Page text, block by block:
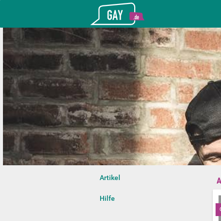
Artikel
Hilfe